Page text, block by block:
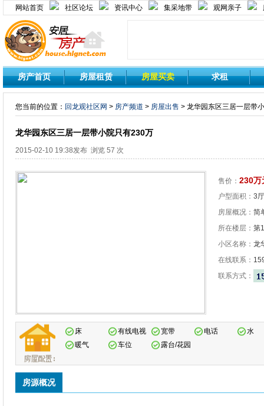
网站首页 社区论坛 资讯中心 集采地带 观网亲子
房产首页 房屋租赁 房屋买卖 求租
您当前的位置： 回龙观社区网 > 房产频道 > 房屋出售 > 龙华园东区三居一层带
龙华园东区三居一层带小院只有230万
2015-02-10 19:38发布 浏览 57 次
售价： 230万
户型面积： 3
房屋概况： 简
所在楼层： 第
小区名称： 龙
在线联系：
联系方式：
床 有线电视 宽带 电话
水
暖气
车位 露台/花园
房源概况